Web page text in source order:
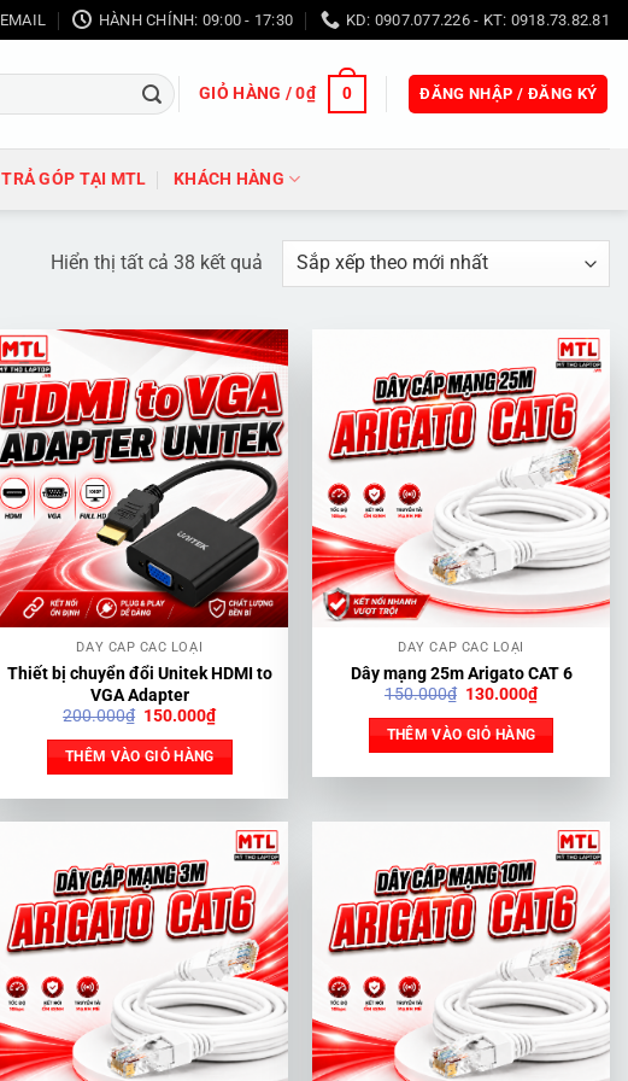
EMAIL HÀNH CHÍNH: 09:00 - 17:30 KD: 0907.077.226 - KT: 0918.73.82.81
GIỎ HÀNG /0₫ 0 ĐĂNG NHẬP / ĐĂNG KÝ
TRẢ GÓP TẠI MTL KHÁCH HÀNG
Hiển thị tất cả 38 kết quảĐã
sắp
theo
mới
nhất
DÂY CÁP CÁC LOẠI
Thiết bị chuyển đổi Unitek HDMI to
VGA Adapter
200.000₫ Giá
là:
200.000₫.
150.000₫Giá
hiện
THÊM VÀO GIỎ HÀNG
DÂY CÁP CÁC LOẠI
Dây mạng 25m Arigato CAT 6
150.000₫ Giá
là:
150.000₫.
130.000₫Giá
hiện
THÊM VÀO GIỎ HÀNG